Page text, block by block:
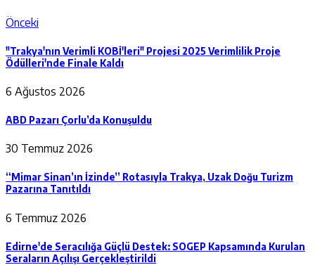
Önceki
"Trakya'nın Verimli KOBİ'leri" Projesi 2025 Verimlilik Proje
Ödülleri'nde Finale Kaldı
6 Ağustos 2026
ABD Pazarı Çorlu’da Konuşuldu
30 Temmuz 2026
“Mimar Sinan’ın İzinde” Rotasıyla Trakya, Uzak Doğu Turizm
Pazarına Tanıtıldı
6 Temmuz 2026
Edirne'de Seracılığa Güçlü Destek: SOGEP Kapsamında Kurulan
Seraların Açılışı Gerçekleştirildi